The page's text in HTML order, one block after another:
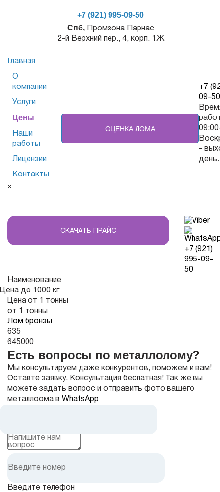
+7 (921) 995-09-50
Спб,Промзона Парнас
2-й Верхний пер., 4, корп. 1Ж
Главная
О
компании
Услуги
Цены
Наши
работы
Лицензии
Контакты
×
ОЦЕНКА ЛОМА
+7
09-50
-
день.
Бронза/ Лом бронзы
СКАЧАТЬ ПРАЙС
+7 (921)
995-09-
50
Наименование
Цена до 1000 кг
Цена от 1 тонны
от 1 тонны
Лом бронзы
635
645000
Есть вопросы по металлолому?
Мы консультируем даже конкурентов, поможем и вам!
Оставте заявку. Консультация беспатная! Так же вы
можете задать вопрос и отправить фото вашего
металлоома в WhatsApp
Введите телефон